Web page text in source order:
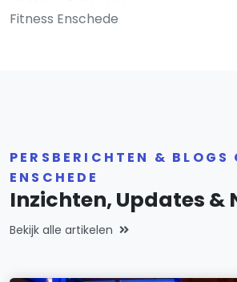
Fitness Enschede
PERSBERICHTEN & BLOGS
ENSCHEDE
Inzichten, Updates &
Bekijk alle artikelen